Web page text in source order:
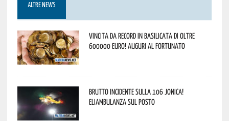
ALTRE NEWS
Vincita da record in Basilicata di oltre
600000 euro! Auguri al fortunato
Brutto incidente sulla 106 Jonica!
Eliambulanza sul posto